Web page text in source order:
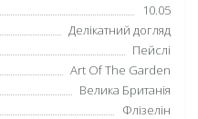
10.05
Делікатний догляд
Пейслі
Art Of The Garden
Велика Британія
Флізелін